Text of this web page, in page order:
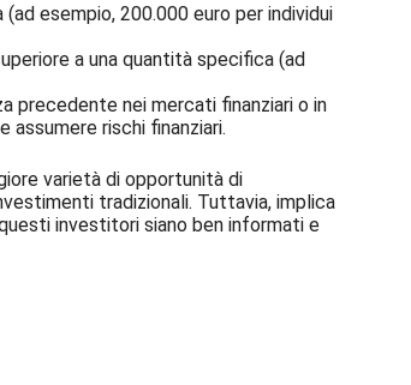
esempio, 200.000 euro per individui
a una quantità specifica (ad
precedente nei mercati finanziari o in
rischi finanziari.
varietà di opportunità di
tradizionali. Tuttavia, implica
investitori siano ben informati e